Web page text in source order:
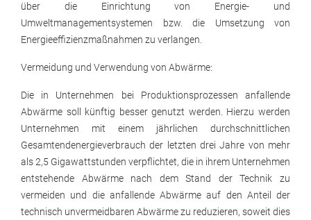
über die Einrichtung von Energie- und
Umweltmanagementsystemen bzw. die Umsetzung von
Energieeffizienzmaßnahmen zu verlangen.
Vermeidung und Verwendung von Abwärme:
Die in Unternehmen bei Produktionsprozessen anfallende
Abwärme soll künftig besser genutzt werden. Hierzu werden
Unternehmen mit einem jährlichen durchschnittlichen
Gesamtendenergieverbrauch der letzten drei Jahre von mehr
als 2,5 Gigawattstunden verpflichtet, die in ihrem Unternehmen
entstehende Abwärme nach dem Stand der Technik zu
vermeiden und die anfallende Abwärme auf den Anteil der
technisch unvermeidbaren Abwärme zu reduzieren, soweit dies